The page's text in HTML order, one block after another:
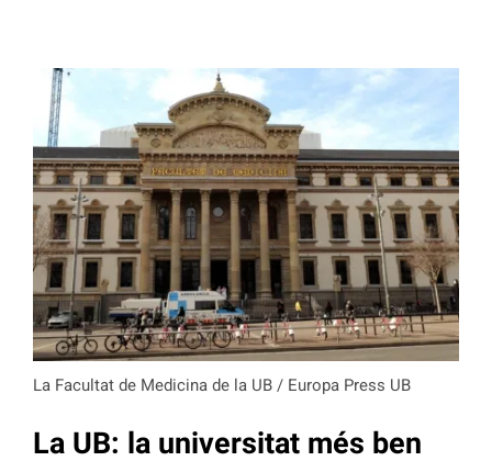
La Facultat de Medicina de la UB / Europa Press UB
La UB: la universitat més ben